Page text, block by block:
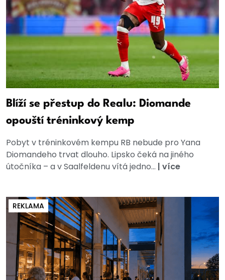
Blíží se přestup do Realu: Diomande
opouští tréninkový kemp
Pobyt v tréninkovém kempu RB nebude pro Yana
Diomandeho trvat dlouho. Lipsko čeká na jiného
útočníka – a v Saalfeldenu vítá jedno... | více
REKLAMA